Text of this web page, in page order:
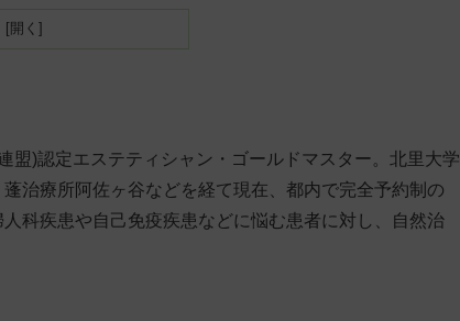
盟)認定エステティシャン・ゴールドマスター。北里大学
治療所阿佐ヶ谷などを経て現在、都内で完全予約制の
科疾患や自己免疫疾患などに悩む患者に対し、自然治